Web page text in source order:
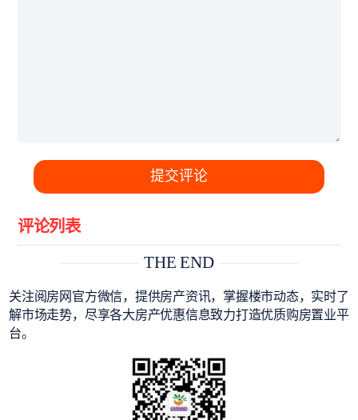
提交评论
评论列表
THE END
关注阅房网官方微信，提供房产资讯，掌握楼市动态，实时了
解市场走势，尽享各大房产优惠信息致力打造优质购房置业平
台。